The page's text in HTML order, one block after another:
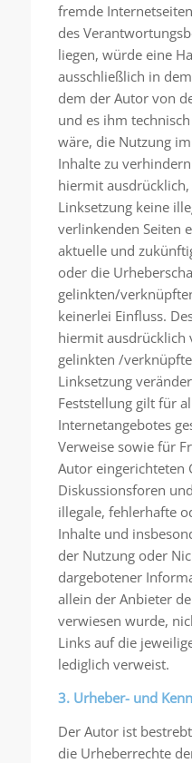
fremde
des
liegen, würde eine
ausschließlich in
dem der Autor von
und es ihm
wäre, die Nutzung
Inhalte zu
hiermit
Linksetzung keine
verlinkenden Seiten
aktuelle und
oder die
gelinkten/
keinerlei Einfluss.
hiermit ausdrücklich
gelinkten /
Linksetzung
Feststellung gilt für
Internetangebotes
Verweise sowie für
Autor eingerichteten
Diskussionsforen
illegale, fehlerhafte
Inhalte und
der Nutzung oder
dargebotener
allein der Anbieter
verwiesen wurde,
Links auf die
lediglich verweist.
3. Urheber- und
Der Autor ist
die Urheberrechte